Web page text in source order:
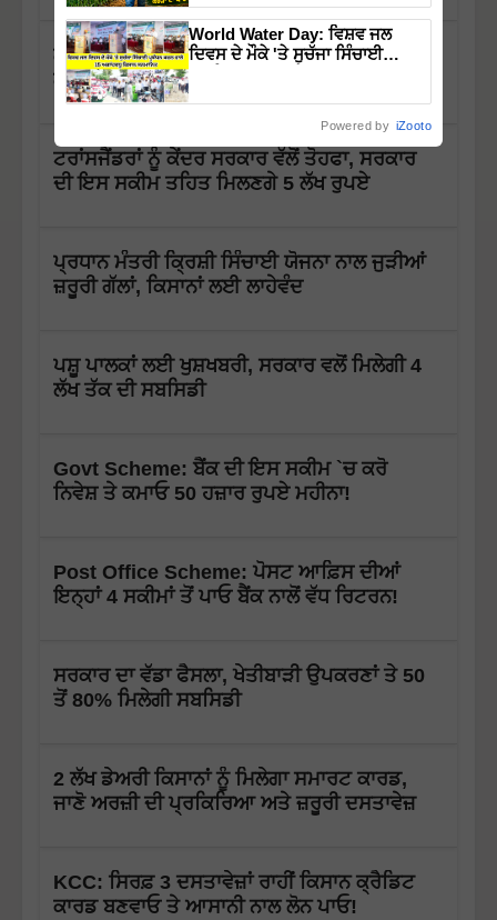
ਲੈਂਡ ਲੋਨ ਜਾਂ ਹੋਮ ਲੋਨ ਰਾਹੀਂ ਪੂਰਾ ਕਰੋ ਆਪਣਾ ਘਰ
ਲੈਣ ਦਾ ਸੁਪਨਾ!
ਟਰਾਂਸਜੈਂਡਰਾਂ ਨੂੰ ਕੇਂਦਰ ਸਰਕਾਰ ਵੱਲੋਂ ਤੋਹਫਾ, ਸਰਕਾਰ
ਦੀ ਇਸ ਸਕੀਮ ਤਹਿਤ ਮਿਲਣਗੇ 5 ਲੱਖ ਰੁਪਏ
ਪ੍ਰਧਾਨ ਮੰਤਰੀ ਕ੍ਰਿਸ਼ੀ ਸਿੰਚਾਈ ਯੋਜਨਾ ਨਾਲ ਜੁੜੀਆਂ
ਜ਼ਰੂਰੀ ਗੱਲਾਂ, ਕਿਸਾਨਾਂ ਲਈ ਲਾਹੇਵੰਦ
ਪਸ਼ੂ ਪਾਲਕਾਂ ਲਈ ਖੁਸ਼ਖਬਰੀ, ਸਰਕਾਰ ਵਲੋਂ ਮਿਲੇਗੀ 4
ਲੱਖ ਤੱਕ ਦੀ ਸਬਸਿਡੀ
Govt Scheme: ਬੈਂਕ ਦੀ ਇਸ ਸਕੀਮ `ਚ ਕਰੋ
ਨਿਵੇਸ਼ ਤੇ ਕਮਾਓ 50 ਹਜ਼ਾਰ ਰੁਪਏ ਮਹੀਨਾ!
Post Office Scheme: ਪੋਸਟ ਆਫ਼ਿਸ ਦੀਆਂ
ਇਨ੍ਹਾਂ 4 ਸਕੀਮਾਂ ਤੋਂ ਪਾਓ ਬੈਂਕ ਨਾਲੋਂ ਵੱਧ ਰਿਟਰਨ!
ਸਰਕਾਰ ਦਾ ਵੱਡਾ ਫੈਸਲਾ, ਖੇਤੀਬਾੜੀ ਉਪਕਰਣਾਂ ਤੇ 50
ਤੋਂ 80% ਮਿਲੇਗੀ ਸਬਸਿਡੀ
2 ਲੱਖ ਡੇਅਰੀ ਕਿਸਾਨਾਂ ਨੂੰ ਮਿਲੇਗਾ ਸਮਾਰਟ ਕਾਰਡ,
ਜਾਣੋ ਅਰਜ਼ੀ ਦੀ ਪ੍ਰਕਿਰਿਆ ਅਤੇ ਜ਼ਰੂਰੀ ਦਸਤਾਵੇਜ਼
KCC: ਸਿਰਫ਼ 3 ਦਸਤਾਵੇਜ਼ਾਂ ਰਾਹੀਂ ਕਿਸਾਨ ਕ੍ਰੈਡਿਟ
ਕਾਰਡ ਬਣਵਾਓ ਤੇ ਆਸਾਨੀ ਨਾਲ ਲੋਨ ਪਾਓ!
World Water Day: ਵਿਸ਼ਵ ਜਲ
ਦਿਵਸ ਦੇ ਮੌਕੇ 'ਤੇ ਸੁਚੱਜਾ ਸਿੰਚਾਈ
Powered by iZooto